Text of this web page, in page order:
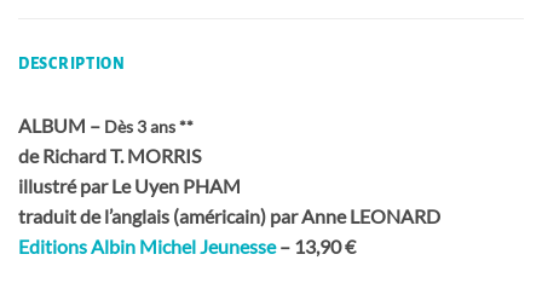
DESCRIPTION
ALBUM – Dès 3 ans **
de Richard T. MORRIS
illustré par Le Uyen PHAM
traduit de l’anglais (américain) par Anne LEONARD
Editions Albin Michel Jeunesse– 13,90 €